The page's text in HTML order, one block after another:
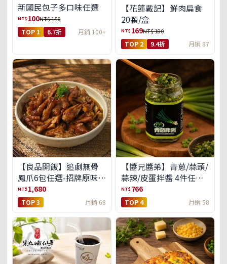
新國民包子多口味任選
NT$ 100NT$ 150
TOP 1 6.7折 月銷 100+
【花蓮戴記】鮮肉扁食
20顆/盒
NT$ 169NT$ 180
TOP 2 9.4折 月銷 87
【良品開飯】追劇無骨
鳳爪6包任選-招牌原味/
濃濃蒜香/過癮麻辣(免運
組)
NT$ 1,680
TOP 3 月銷 68
【醬兄醬弟】青蔥/蒜頭/
蒜辣/皮蛋拌醬 4件任選
(免運組)
NT$ 766
TOP 4 月銷 58